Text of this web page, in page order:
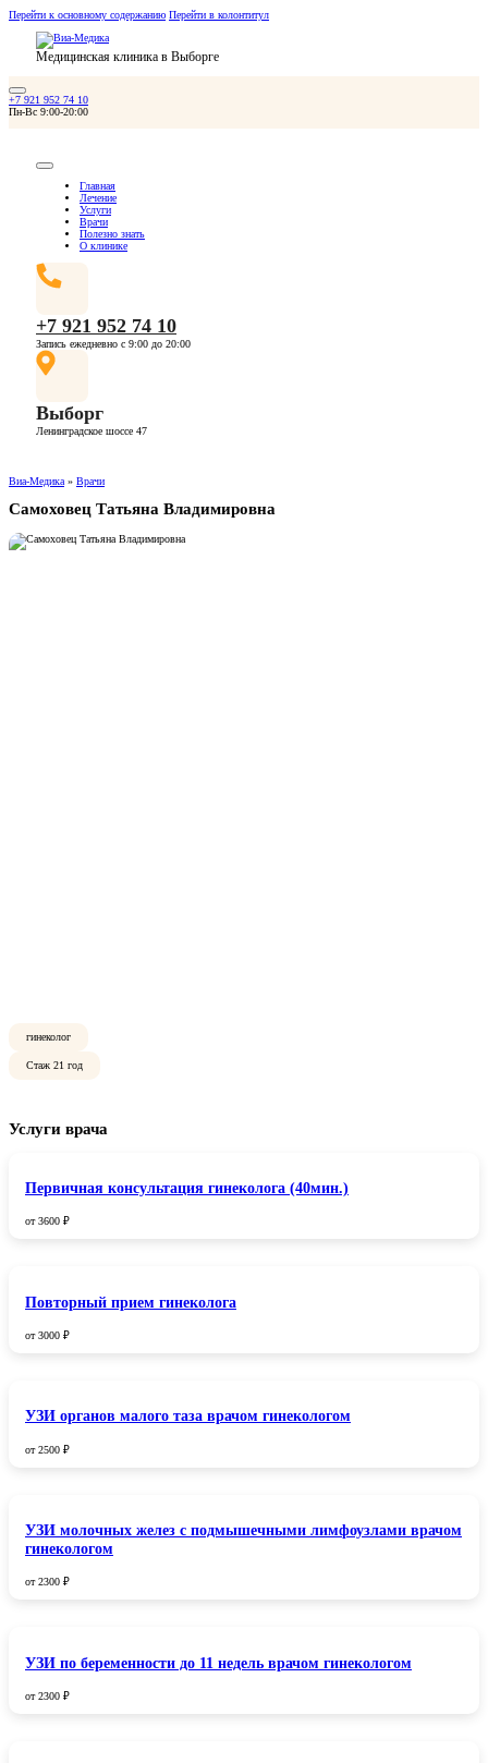
Перейти к основному содержанию Перейти в колонтитул
Медицинская клиника в Выборге
+7 921 952 74 10
Пн-Вс 9:00-20:00
Главная
Лечение
Услуги
Врачи
Полезно знать
О клинике
+7 921 952 74 10
Запись ежедневно с 9:00 до 20:00
Выборг
Ленинградское шоссе 47
Виа-Медика » Врачи
Самоховец Татьяна Владимировна
гинеколог
Стаж 21 год
Услуги врача
Первичная консультация гинеколога (40мин.)
от 3600 ₽
Повторный прием гинеколога
от 3000 ₽
УЗИ органов малого таза врачом гинекологом
от 2500 ₽
УЗИ молочных желез с подмышечными лимфоузлами врачом
гинекологом
от 2300 ₽
УЗИ по беременности до 11 недель врачом гинекологом
от 2300 ₽